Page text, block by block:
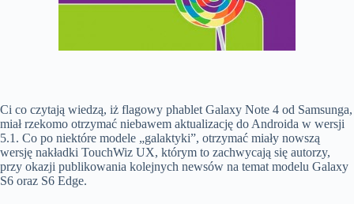
Ci co czytają wiedzą, iż flagowy phablet Galaxy Note 4 od Samsunga,
miał rzekomo otrzymać niebawem aktualizację do Androida w wersji
5.1. Co po niektóre modele „galaktyki”, otrzymać miały nowszą
wersję nakładki TouchWiz UX, którym to zachwycają się autorzy,
przy okazji publikowania kolejnych newsów na temat modelu Galaxy
S6 oraz S6 Edge.